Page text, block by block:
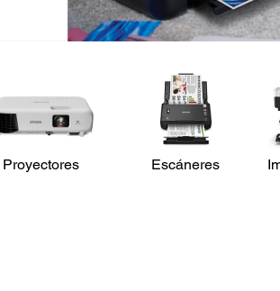
Proyectores Escáneres